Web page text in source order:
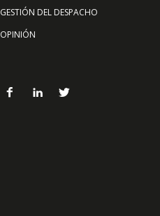
GESTIÓN DEL DESPACHO
OPINIÓN